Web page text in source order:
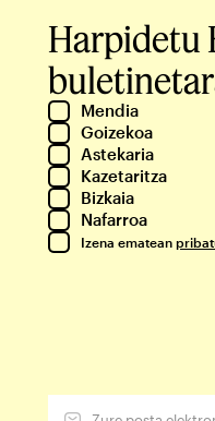
Harpidetu
Mendia
Goizekoa
Astekaria
Kazetaritza
Bizkaia
Nafarroa
Izena ematean